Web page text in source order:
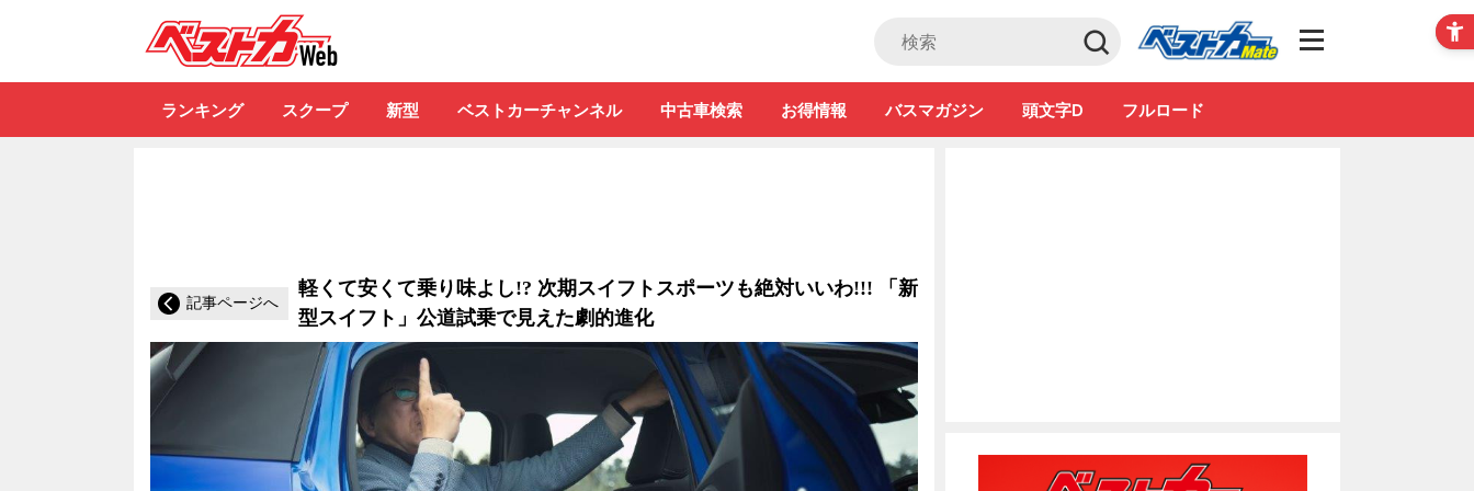
Club
ランキング スクープ 新型 ベストカーチャンネル 中古車検索 お得情報 バスマガジン 頭文字D フルロード
記事ページへ
軽くて安くて乗り味よし!? 次期スイフトスポーツも絶対いいわ!!! 「新
型スイフト」公道試乗で見えた劇的進化